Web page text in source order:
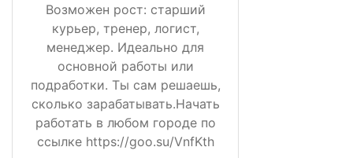
Возможен рост: старший
курьер, тренер, логист,
менеджер. Идеально для
основной работы или
подработки. Ты сам решаешь,
сколько зарабатывать.Начать
работать в любом городе по
ссылке https://goo.su/VnfKth